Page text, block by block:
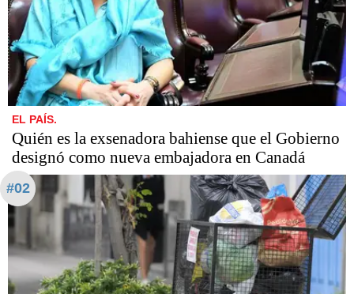
EL PAÍS.
Quién es la exsenadora bahiense que el Gobierno
designó como nueva embajadora en Canadá
#02